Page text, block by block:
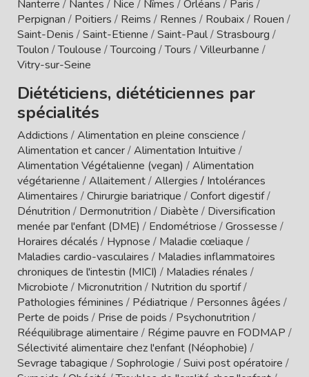
Nanterre / Nantes / Nice / Nîmes /Orléans / Paris /
Perpignan / Poitiers / Reims / Rennes / Roubaix/ Rouen /
Saint-Denis /Saint-Etienne /Saint-Paul/Strasbourg /
Toulon /Toulouse /Tourcoing /Tours /Villeurbanne /
Vitry-sur-Seine
Diététiciens, diététiciennes par
spécialités
Addictions /Alimentation en pleine conscience /
Alimentation et cancer/Alimentation Intuitive /
Alimentation Végétalienne (vegan) /Alimentation
végétarienne /Allaitement/Allergies / Intolérances
Alimentaires /Chirurgie bariatrique /Confort digestif/
Dénutrition / Dermonutrition / Diabète / Diversification
menée par l'enfant (DME) / Endométriose /Grossesse /
Horaires décalés / Hypnose / Maladie cœliaque /
Maladies cardio-vasculaires / Maladies inflammatoires
chroniques de l'intestin (MICI) / Maladies rénales /
Microbiote / Micronutrition / Nutrition du sportif/
Pathologies féminines / Pédiatrique / Personnes âgées /
Perte de poids / Prise de poids / Psychonutrition /
Rééquilibrage alimentaire / Régime pauvre en FODMAP /
Sélectivité alimentaire chez l'enfant (Néophobie) /
Sevrage tabagique /Sophrologie /Suivi post opératoire /